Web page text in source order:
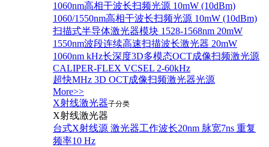
1060nm高相干波长扫频光源 10mW (10dBm)
1060/1550nm高相干波长扫频光源 10mW (10dBm)
扫描式半导体激光器模块 1528-1568nm 20mW
1550nm波段连续高速扫描波长激光器 20mW
1060nm kHz长深度3D多模态OCT成像扫频激光源
CALIPER-FLEX VCSEL 2-60kHz
超快MHz 3D OCT成像扫频激光器光源
More>>
X射线激光器子分类
X射线激光器
台式X射线源 激光器工作波长20nm 脉宽7ns 重复
频率10 Hz